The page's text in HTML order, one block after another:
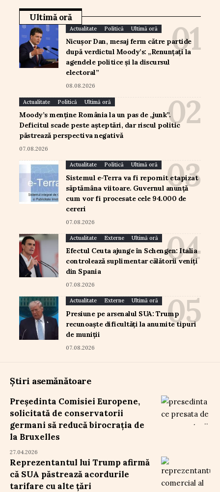
Ultimă oră
Actualitate Politică Ultimă oră
Nicușor Dan, mesaj ferm către partide
după verdictul Moody’s: „Renunțați la
agendele politice și la discursul
electoral”
08.08.2026
Actualitate Politică Ultimă oră
Moody’s menține România la un pas de „junk”.
Deficitul scade peste așteptări, dar riscul politic
păstrează perspectiva negativă
07.08.2026
Actualitate Politică Ultimă oră
Sistemul e-Terra va fi repornit etapizat
săptămâna viitoare. Guvernul anunță
cum vor fi procesate cele 94.000 de
cereri
07.08.2026
Actualitate Externe Ultimă oră
Efectul Ceuta ajunge în Schengen: Italia
controlează suplimentar călătorii veniți
din Spania
07.08.2026
Actualitate Externe Ultimă oră
Presiune pe arsenalul SUA: Trump
recunoaște dificultăți la anumite tipuri
de muniții
07.08.2026
Știri asemănătoare
Președinta Comisiei Europene,
solicitată de conservatorii
germani să reducă birocrația de
la Bruxelles
27.04.2026
Reprezentantul lui Trump afirmă
că SUA păstrează acordurile
tarifare cu alte țări